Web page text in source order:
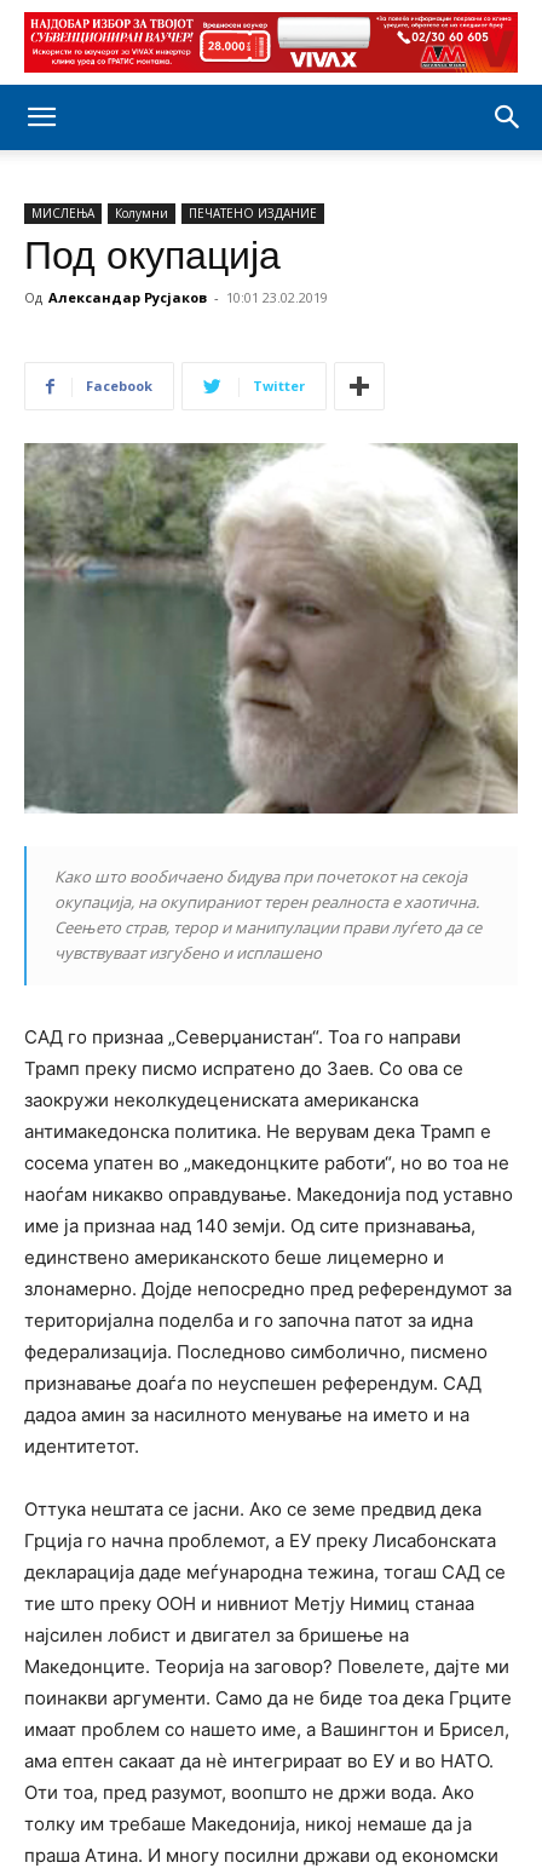
МИСЛЕЊА Колумни ПЕЧАТЕНО ИЗДАНИЕ
Под окупација
Од Александар Русјаков - 10:01 23.02.2019
Facebook Twitter
Како што вообичаено бидува при почетокот на секоја
окупација, на окупираниот терен реалноста е хаотична.
Сеењето страв, терор и манипулации прави луѓето да се
чувствуваат изгубено и исплашено
САД го признаа „Северџанистан“. Тоа го направи
Трамп преку писмо испратено до Заев. Со ова се
заокружи неколкудецениската американска
антимакедонска политика. Не верувам дека Трамп е
сосема упатен во „македонцките работи“, но во тоа не
наоѓам никакво оправдување. Македонија под уставно
име ја признаа над 140 земји. Од сите признавања,
единствено американското беше лицемерно и
злонамерно. Дојде непосредно пред референдумот за
територијална поделба и го започна патот за идна
федерализација. Последново симболично, писмено
признавање доаѓа по неуспешен референдум. САД
дадоа амин за насилното менување на името и на
идентитетот.
Оттука нештата се јасни. Ако се земе предвид дека
Грција го начна проблемот, а ЕУ преку Лисабонската
декларација даде меѓународна тежина, тогаш САД се
тие што преку ООН и нивниот Метју Нимиц станаа
најсилен лобист и двигател за бришење на
Македонците. Теорија на заговор? Повелете, дајте ми
поинакви аргументи. Само да не биде тоа дека Грците
имаат проблем со нашето име, а Вашингтон и Брисел,
ама ептен сакаат да нè интегрираат во ЕУ и во НАТО.
Оти тоа, пред разумот, воопшто не држи вода. Ако
толку им требаше Македонија, никој немаше да ја
праша Атина. И многу посилни држави од економски